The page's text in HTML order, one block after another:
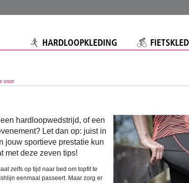
voor
hardloopwedstrijd, of een
Let dan op: juist in
jouw sportieve prestatie kun
met deze zeven tips!
zelfs op tijd naar bed om topfit te
eenmaal passeert. Maar zorg er
HARDLOOPKLEDING